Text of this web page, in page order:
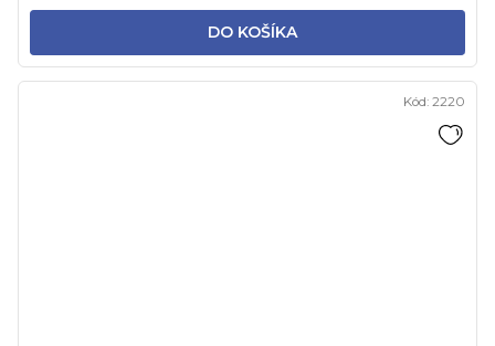
DO KOŠÍKA
Kód: 2220